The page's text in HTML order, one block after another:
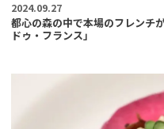
2024.09.27
都心の森の中で本場のフレンチ
ドゥ・フランス」